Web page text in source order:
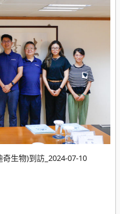
生物)到訪_2024-07-10